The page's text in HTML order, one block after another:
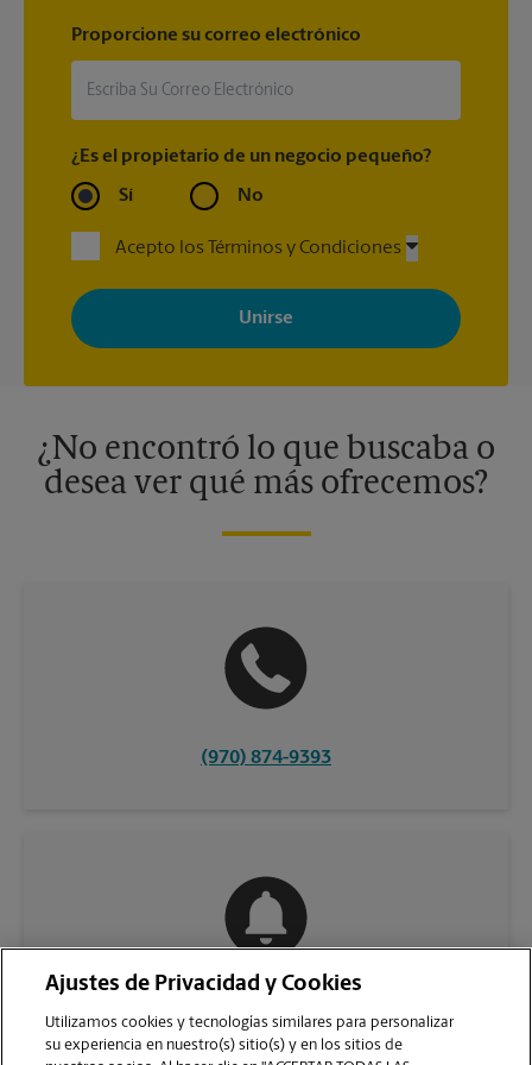
Proporcione su correo electrónico
¿Es el propietario de un negocio pequeño?
Sí No
Acepto los Términos y Condiciones
Al registrarse, acepta recibir correos electrónicos de The UPS
Store con noticias, ofertas especiales, promociones y mensajes
adaptados a sus intereses. Puede darse de baja en cualquier
momento. Para más información, consulte nuestra política de
¿No encontró lo que buscaba o
desea ver qué más ofrecemos?
(970) 874-9393
Ajustes de Privacidad y Cookies
Utilizamos cookies y tecnologías similares para personalizar
su experiencia en nuestro(s) sitio(s) y en los sitios de